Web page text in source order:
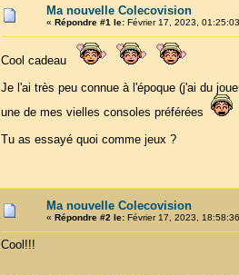
Ma nouvelle Colecovision
« Répondre #1 le:Février 17, 2023,
Cool cadeau
Je l'ai très peu connue à l'époque (j'ai du
une de mes vielles consoles préférées
Tu as essayé quoi comme jeux ?
Ma nouvelle Colecovision
« Répondre #2 le:Février 17, 2023,
Cool!!!